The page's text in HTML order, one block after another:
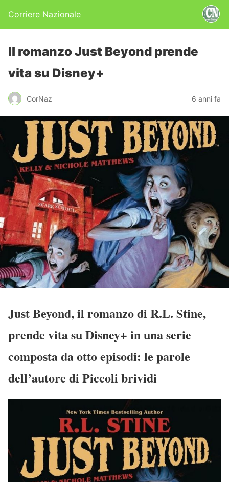
Corriere Nazionale
Il romanzo Just Beyond prende
vita su Disney+
CorNaz 6 anni fa
Just Beyond, il romanzo di R.L. Stine,
prende vita su Disney+ in una serie
composta da otto episodi: le parole
dell’autore di Piccoli brividi